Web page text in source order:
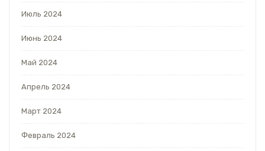
Июль 2024
Июнь 2024
Май 2024
Апрель 2024
Март 2024
Февраль 2024